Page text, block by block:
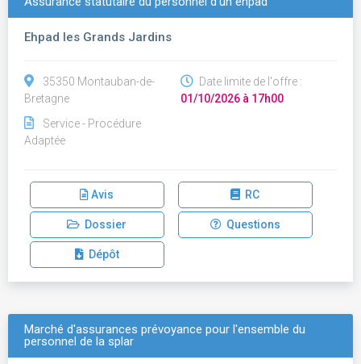
Ehpad les Grands Jardins
35350 Montauban-de-
Bretagne
Service - Procédure
Adaptée
Date limite de l'offre :
01/10/2026 à 17h00
Avis RC
Dossier Questions
Dépôt
Marché d'assurances prévoyance pour l'ensemble du
personnel de la splar